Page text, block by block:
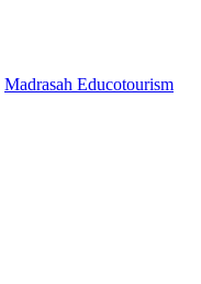
Madrasah Educotourism